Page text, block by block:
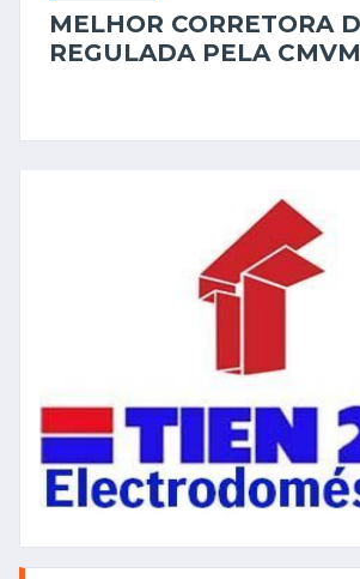
MELHOR CORRETORA
REGULADA PELA